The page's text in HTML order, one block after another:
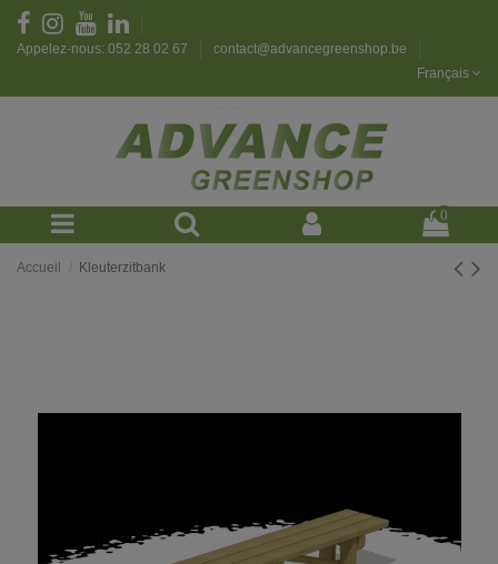
Appelez-nous: 052 28 02 67
contact@advancegreenshop.be
Français
0
Accueil Kleuterzitbank